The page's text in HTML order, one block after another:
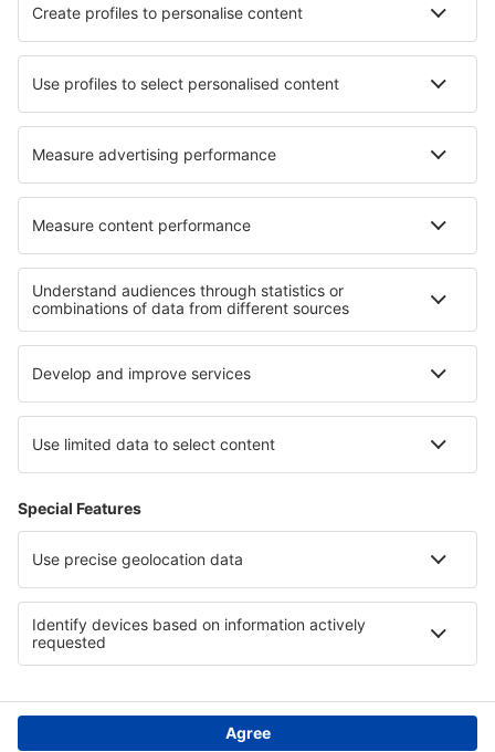
Hotely in Much Hadham
Hotely na Mallorce Hotely na Menorce
Hotely v Kantábrii Hotely v Záhoří
Hotely in Quintana Roo Hotely in Hont
Hotely v Lubušském vojvodství
Hotely in Swietokrzyskie Mountains